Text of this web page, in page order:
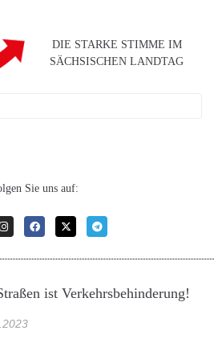
DIE STARKE STIMME IM
SÄCHSISCHEN LANDTAG
Sie uns auf:
ist Verkehrsbehinderung!